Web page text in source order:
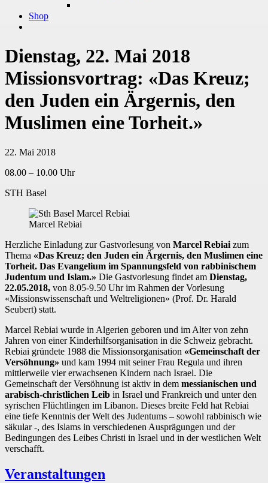
Shop
Dienstag, 22. Mai 2018
Missionsvortrag: «Das Kreuz;
den Juden ein Ärgernis, den
Muslimen eine Torheit.»
22. Mai 2018
08.00 – 10.00 Uhr
STH Basel
Marcel Rebiai
Herzliche Einladung zur Gastvorlesung von Marcel Rebiai zum
Thema «Das Kreuz; den Juden ein Ärgernis, den Muslimen eine
Torheit. Das Evangelium im Spannungsfeld von rabbinischem
Judentum und Islam.» Die Gastvorlesung findet am Dienstag,
22.05.2018, von 8.05-9.50 Uhr im Rahmen der Vorlesung
«Missionswissenschaft und Weltreligionen» (Prof. Dr. Harald
Seubert) statt.
Marcel Rebiai wurde in Algerien geboren und im Alter von zehn
Jahren von einer Kinderhilfsorganisation in die Schweiz gebracht.
Rebiai gründete 1988 die Missionsorganisation «Gemeinschaft der
Versöhnung» und kam 1994 mit seiner Frau Regula und ihren
mittlerweile vier erwachsenen Kindern nach Israel. Die
Gemeinschaft der Versöhnung ist aktiv in dem messianischen und
arabisch-christlichen Leib in Israel und Frankreich und unter den
syrischen Flüchtlingen im Libanon. Dieses breite Feld hat Rebiai
eine tiefe Kenntnis der Welt des Judentums – sowohl rabbinisch wie
säkular -, des Islams in verschiedenen Ausprägungen und der
Bedingungen des Leibes Christi in Israel und in der westlichen Welt
verschafft.
Veranstaltungen